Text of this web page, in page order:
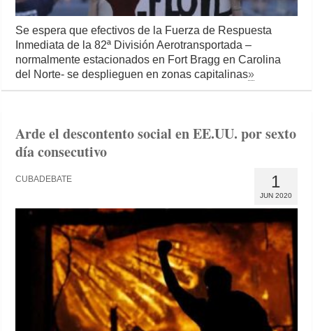
Se espera que efectivos de la Fuerza de Respuesta
Inmediata de la 82ª División Aerotransportada –
normalmente estacionados en Fort Bragg en Carolina
del Norte- se desplieguen en zonas capitalinas»
Arde el descontento social en EE.UU. por sexto
día consecutivo
1
JUN 2020
CUBADEBATE